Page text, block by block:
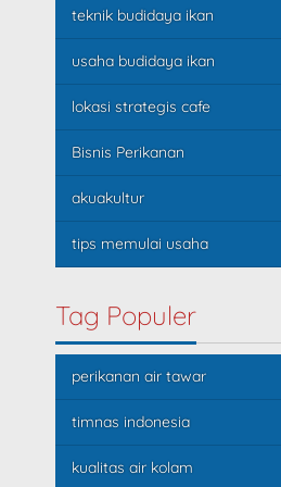
teknik budidaya ikan
usaha budidaya ikan
lokasi strategis cafe
Bisnis Perikanan
akuakultur
tips memulai usaha
Tag Populer
perikanan air tawar
timnas indonesia
kualitas air kolam